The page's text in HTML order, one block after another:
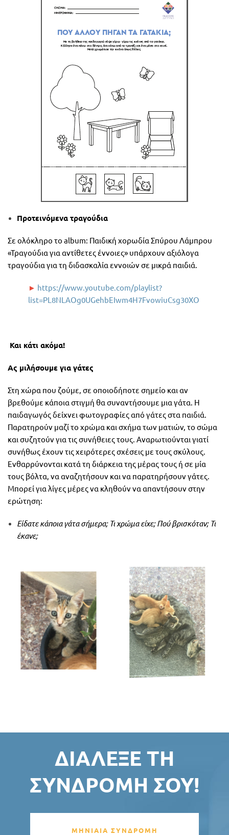
Προτεινόμενα τραγούδια
Σε ολόκληρο το album: Παιδική χορωδία Σπύρου Λάμπρου
«Τραγούδια για αντίθετες έννοιες» υπάρχουν αξιόλογα
τραγούδια για τη διδασκαλία εννοιών σε μικρά παιδιά.
► https://www.youtube.com/playlist?
list=PL8NLAOg0UGehbEIwm4H7FvowiuCsg30XO
Και κάτι ακόμα!
Ας μιλήσουμε για γάτες
Στη χώρα που ζούμε, σε οποιοδήποτε σημείο και αν
βρεθούμε κάποια στιγμή θα συναντήσουμε μια γάτα. Η
παιδαγωγός δείχνει φωτογραφίες από γάτες στα παιδιά.
Παρατηρούν μαζί το χρώμα και σχήμα των ματιών, το σώμα
και συζητούν για τις συνήθειες τους. Αναρωτιούνται γιατί
συνήθως έχουν τις χειρότερες σχέσεις με τους σκύλους.
Ενθαρρύνονται κατά τη διάρκεια της μέρας τους ή σε μία
τους βόλτα, να αναζητήσουν και να παρατηρήσουν γάτες.
Μπορεί για λίγες μέρες να κληθούν να απαντήσουν στην
ερώτηση:
Είδατε κάποια γάτα σήμερα; Τι χρώμα είχε; Πού βρισκόταν; Τι
έκανε;
ΔΙΆΛΕΞΕ ΤΗ
ΣΥΝΔΡΟΜΉ ΣΟΥ!
ΜΗΝΙΑΙΑ ΣΥΝΔΡΟΜΗ